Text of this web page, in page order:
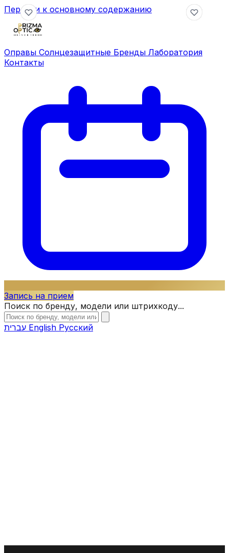
Перейти к основному содержанию
Оправы Солнцезащитные Бренды Лаборатория
Контакты
Запись на прием
Поиск по бренду, модели или штрихкоду...
English Русский